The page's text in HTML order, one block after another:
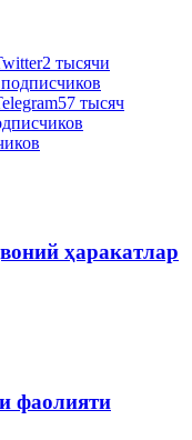
2 тысячи
57 тысяч
ҳаракатлар
фаолияти